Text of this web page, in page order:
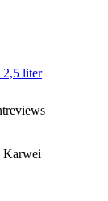
2,5 liter
Karwei